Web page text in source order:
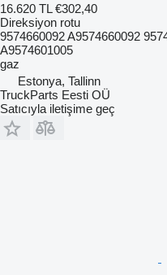
16.620 TL €302,40
Direksiyon rotu
9574660092 A9574660092
A9574601005
gaz
Estonya, Tallinn
TruckParts Eesti OÜ
Satıcıyla iletişime geç